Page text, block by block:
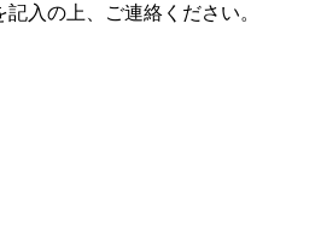
入の上、ご連絡ください。